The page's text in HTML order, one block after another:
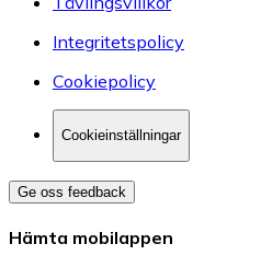
Integritetspolicy
Cookiepolicy
Cookieinställningar
Ge oss feedback
Hämta mobilappen